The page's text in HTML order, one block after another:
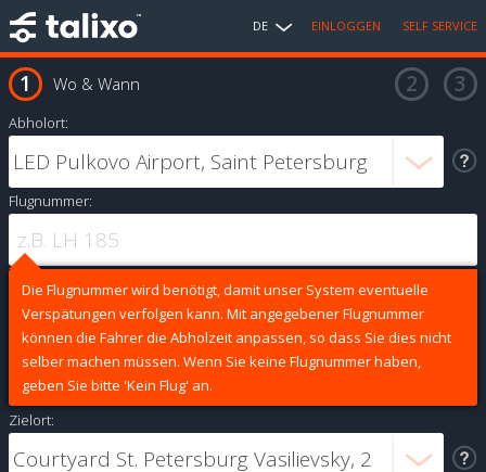
DE EINLOGGEN SELF SERVICE
Wo & Wann
Abholort:
Flugnummer:
Die Flugnummer wird benötigt, damit unser System eventuelle
Verspätungen verfolgen kann. Mit angegebener Flugnummer
können die Fahrer die Abholzeit anpassen, so dass Sie dies nicht
selber machen müssen. Wenn Sie keine Flugnummer haben,
geben Sie bitte 'Kein Flug' an.
Zielort: